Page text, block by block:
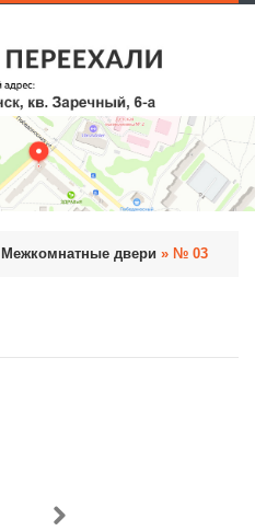
Межкомнатные двери » № 03